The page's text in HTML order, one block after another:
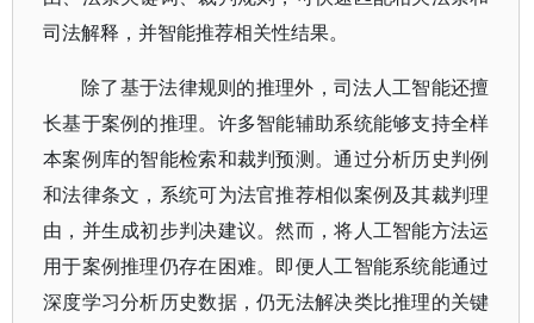
司法解释，并智能推荐相关性结果。
除了基于法律规则的推理外，司法人工智能还擅
长基于案例的推理。许多智能辅助系统能够支持全样
本案例库的智能检索和裁判预测。通过分析历史判例
和法律条文，系统可为法官推荐相似案例及其裁判理
由，并生成初步判决建议。然而，将人工智能方法运
用于案例推理仍存在困难。即便人工智能系统能通过
深度学习分析历史数据，仍无法解决类比推理的关键